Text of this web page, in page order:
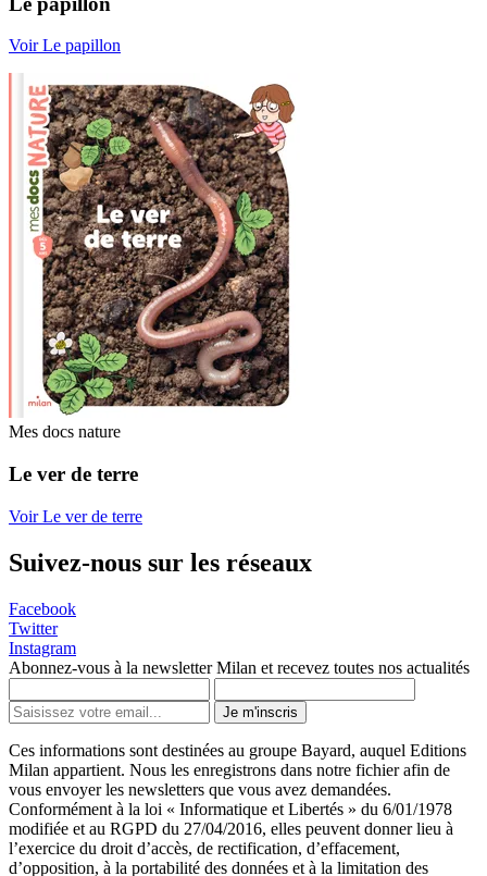
Voir Le papillon
Mes docs nature
Le ver de terre
Voir Le ver de terre
Suivez-nous sur les réseaux
Facebook
Twitter
Instagram
Abonnez-vous à la newsletter Milan et recevez toutes nos actualités
Je m'inscris
Ces informations sont destinées au groupe Bayard, auquel Editions
Milan appartient. Nous les enregistrons dans notre fichier afin de
vous envoyer les newsletters que vous avez demandées.
Conformément à la loi « Informatique et Libertés » du 6/01/1978
modifiée et au RGPD du 27/04/2016, elles peuvent donner lieu à
l’exercice du droit d’accès, de rectification, d’effacement,
d’opposition, à la portabilité des données et à la limitation des